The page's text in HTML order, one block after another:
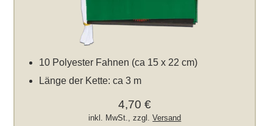
10 Polyester Fahnen (ca 15 x 22 cm)
Länge der Kette: ca 3 m
4,70 €
inkl. MwSt., zzgl.Versand